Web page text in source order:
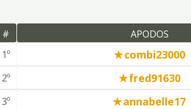
# APODOS
1º
combi23000
2º
fred91630
3º
annabelle17